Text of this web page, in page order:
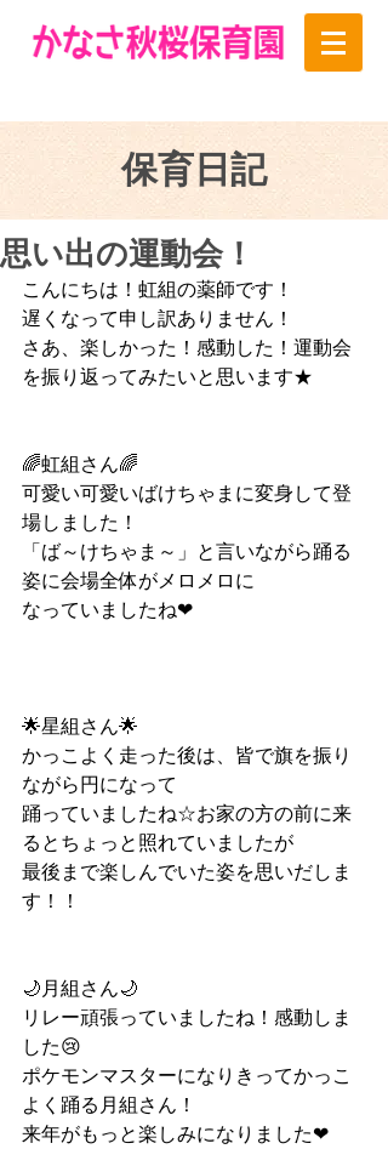
保育日記
思い出の運動会！
こんにちは！虹組の薬師です！
遅くなって申し訳ありません！
さあ、楽しかった！感動した！運動会
を振り返ってみたいと思います★
🌈虹組さん🌈
可愛い可愛いばけちゃまに変身して登
場しました！
「ば～けちゃま～」と言いながら踊る
姿に会場全体がメロメロに
なっていましたね❤
🌟星組さん🌟
かっこよく走った後は、皆で旗を振り
ながら円になって
踊っていましたね☆お家の方の前に来
るとちょっと照れていましたが
最後まで楽しんでいた姿を思いだしま
す！！
🌙月組さん🌙
リレー頑張っていましたね！感動しま
した😢
ポケモンマスターになりきってかっこ
よく踊る月組さん！
来年がもっと楽しみになりました❤